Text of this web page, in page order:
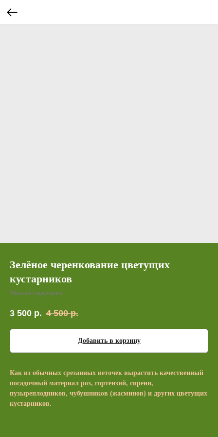
Зелёное черенкование цветущих
кустарников
Умный садовник
3 500 р. 4 500 р.
Добавить в корзину
Как из обычных срезанных веточек вырастить качественный
посадочный материал роз, гортензий, сирени,
пузыреплодников, чубушников (жасминов) и других цветущих
кустарников.